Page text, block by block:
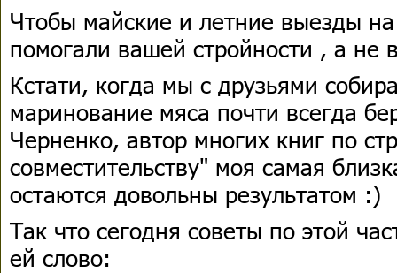
Чтобы майские и летние выезды
помогали вашей стройности , а не
Кстати, когда мы с друзьями
маринование мяса почти всегда
Черненко, автор многих книг по
совместительству" моя самая
остаются довольны результатом :)
Так что сегодня советы по этой
ей слово: